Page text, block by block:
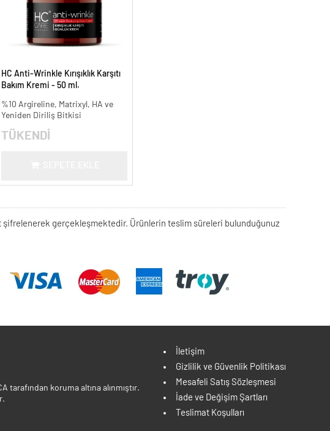
HC Anti-Wrinkle Kırışıklık Karşıtı
Bakım Kremi - 50 ml.
%10 Argireline, Matrixyl, HA ve
Yeniden Diriliş Bitkisi
TÜKENDİ
gerçekleşmektedir. Ürünlerin teslim süreleri bulunduğunuz
tarafından koruma altına alınmıştır.
İletişim
Gizlilik ve Güvenlik Politikası
Mesafeli Satış Sözleşmesi
İade ve Değişim Şartları
Teslimat Koşulları